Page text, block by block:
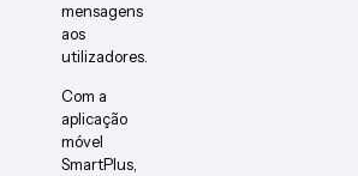
mensagens
aos
utilizadores.
Com a
aplicação
móvel
SmartPlus,